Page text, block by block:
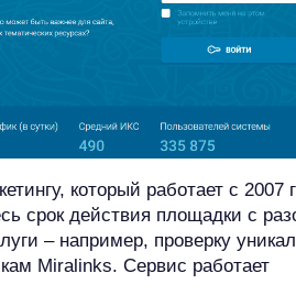
который работает с 2007
срок действия площадки с
– например, проверку
Miralinks. Сервис работает